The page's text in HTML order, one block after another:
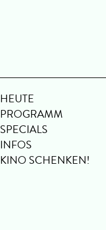
HEUTE
PROGRAMM
SPECIALS
INFOS
KINO SCHENKEN!